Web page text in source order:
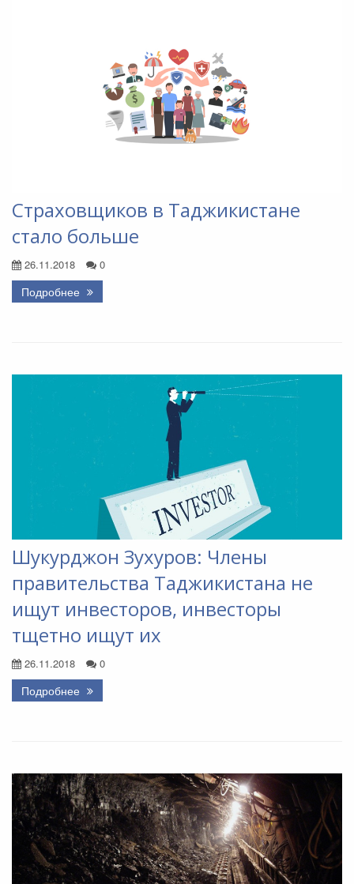
Страховщиков в Таджикистане
стало больше
26.11.2018 0
Подробнее
Шукурджон Зухуров: Члены
правительства Таджикистана не
ищут инвесторов, инвесторы
тщетно ищут их
26.11.2018 0
Подробнее